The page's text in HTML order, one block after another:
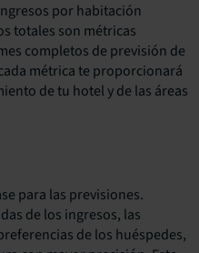
por habitación
totales son métricas
completos de previsión de
métrica te proporcionará
de tu hotel y de las áreas
para las previsiones.
de los ingresos, las
de los huéspedes,